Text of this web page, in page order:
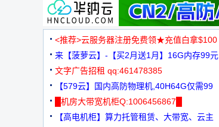
<推荐>云服务器注册免费领★充值白拿$100
来【菠萝云】-【买2月送1月】16G内存99元
文字广告招租 qq:461478385
【579云】国内高防物理机,40H64G仅需99
元
█机房大带宽机柜Q:1006456867█
【高电机柜】算力托管租赁、大带宽、云主